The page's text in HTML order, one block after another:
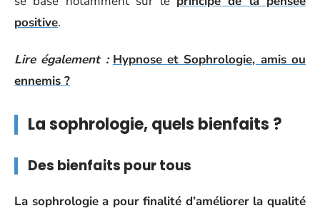
positive.
Lire également : Hypnose et Sophrologie, amis ou
ennemis ?
La sophrologie, quels bienfaits ?
Des bienfaits pour tous
La sophrologie a pour finalité d’améliorer la qualité